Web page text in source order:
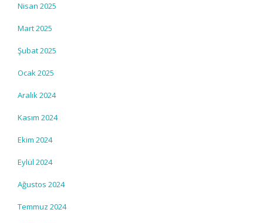
Nisan 2025
Mart 2025
Şubat 2025
Ocak 2025
Aralık 2024
Kasım 2024
Ekim 2024
Eylül 2024
Ağustos 2024
Temmuz 2024